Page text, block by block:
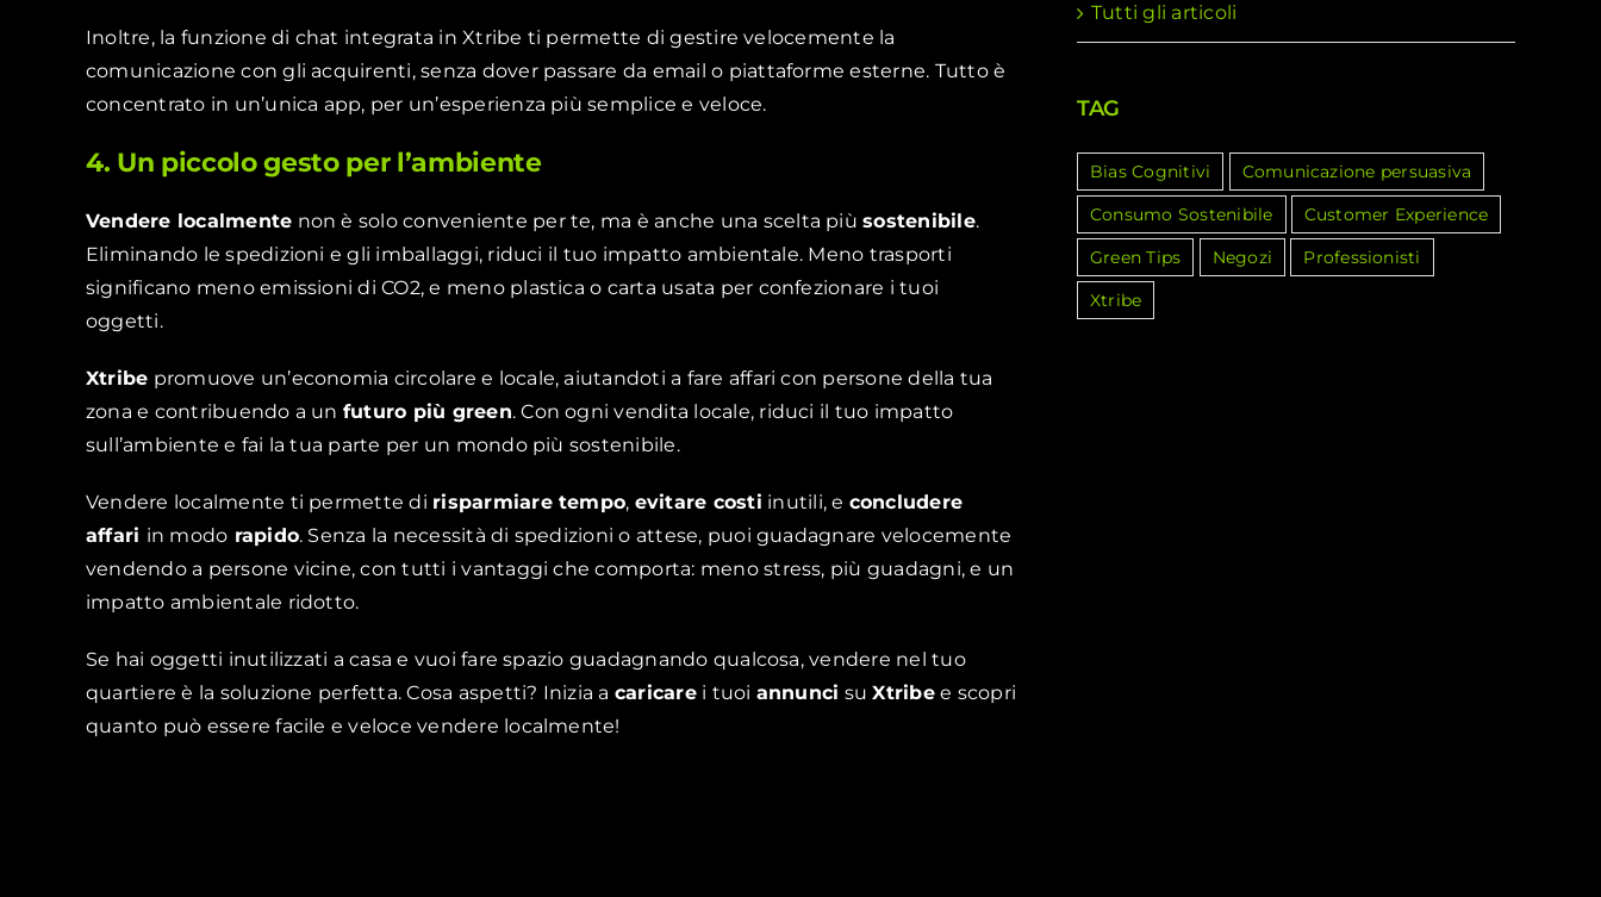
Inoltre, la funzione di chat integrata in Xtribe ti permette di gestire velocemente la
comunicazione con gli acquirenti, senza dover passare da email o piattaforme esterne. Tutto è
concentrato in un’unica app, per un’esperienza più semplice e veloce.
4. Un piccolo gesto per l’ambiente
Vendere localmente non è solo conveniente per te, ma è anche una scelta piùsostenibile.
Eliminando le spedizioni e gli imballaggi, riduci il tuo impatto ambientale. Meno trasporti
significano meno emissioni di CO2, e meno plastica o carta usata per confezionare i tuoi
oggetti.
Xtribe promuove un’economia circolare e locale, aiutandoti a fare affari con persone della tua
zona e contribuendo a un futuro più green. Con ogni vendita locale, riduci il tuo impatto
sull’ambiente e fai la tua parte per un mondo più sostenibile.
Vendere localmente ti permette di risparmiare tempo, evitare costi inutili, e concludere
affari in modo rapido. Senza la necessità di spedizioni o attese, puoi guadagnare velocemente
vendendo a persone vicine, con tutti i vantaggi che comporta: meno stress, più guadagni, e un
impatto ambientale ridotto.
Se hai oggetti inutilizzati a casa e vuoi fare spazio guadagnando qualcosa, vendere nel tuo
quartiere è la soluzione perfetta. Cosa aspetti? Inizia a caricarei tuoi annunci suXtribee scopri
quanto può essere facile e veloce vendere localmente!
Tutti gli articoli
TAG
Bias Cognitivi
Comunicazione persuasiva
Consumo Sostenibile
Customer Experience
Green Tips
Negozi
Professionisti
Xtribe